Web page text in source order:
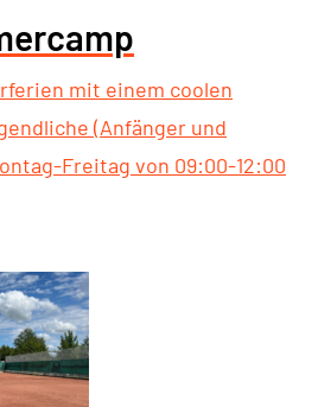
mit einem coolen
(Anfänger und
Freitag von 09:00-12:00